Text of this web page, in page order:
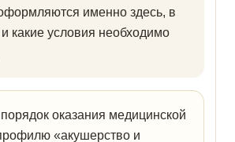
именно здесь, в
и какие условия необходимо
оказания медицинской
«акушерство и